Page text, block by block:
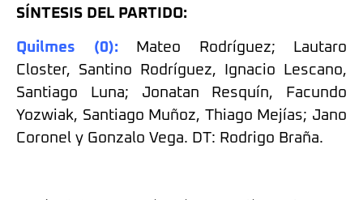
SÍNTESIS DEL PARTIDO:
Quilmes (0):
Mateo Rodríguez; Lautaro
Closter, Santino Rodríguez, Ignacio Lescano,
Santiago Luna; Jonatan Resquín, Facundo
Yozwiak, Santiago Muñoz, Thiago Mejías; Jano
Coronel y Gonzalo Vega. DT: Rodrigo Braña.